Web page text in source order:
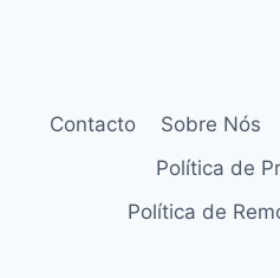
Contacto Sobre Nós
Política de
Política de